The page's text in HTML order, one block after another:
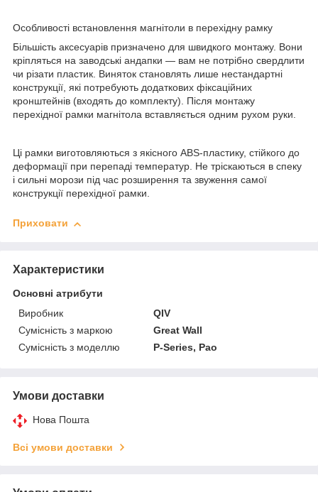
Особливості встановлення магнітоли в перехідну рамку
Більшість аксесуарів призначено для швидкого монтажу. Вони
кріпляться на заводські андапки — вам не потрібно свердлити
чи різати пластик. Виняток становлять лише нестандартні
конструкції, які потребують додаткових фіксаційних
кронштейнів (входять до комплекту). Після монтажу
перехідної рамки магнітола вставляється одним рухом руки.
Ці рамки виготовляються з якісного ABS-пластику, стійкого до
деформації при перепаді температур. Не тріскаються в спеку
і сильні морози під час розширення та звуження самої
конструкції перехідної рамки.
Приховати
Характеристики
Основні атрибути
Виробник
QIV
Сумісність з маркою
Great Wall
Сумісність з моделлю
P-Series, Pao
Умови доставки
Нова Пошта
Всі умови доставки